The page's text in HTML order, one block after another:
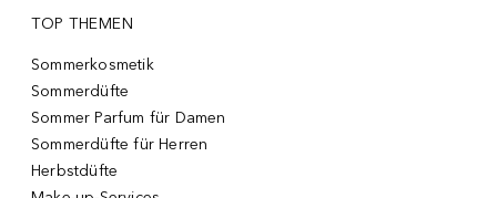
TOP THEMEN
Sommerkosmetik
Sommerdüfte
Sommer Parfum für Damen
Sommerdüfte für Herren
Herbstdüfte